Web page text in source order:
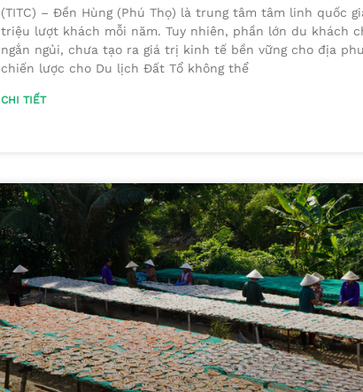
(TITC) – Đền Hùng (Phú Thọ) là trung tâm tâm linh quốc
triệu lượt khách mỗi năm. Tuy nhiên, phần lớn du khách
ngắn ngủi, chưa tạo ra giá trị kinh tế bền vững cho địa
chiến lược cho Du lịch Đất Tổ không thể
CHI TIẾT